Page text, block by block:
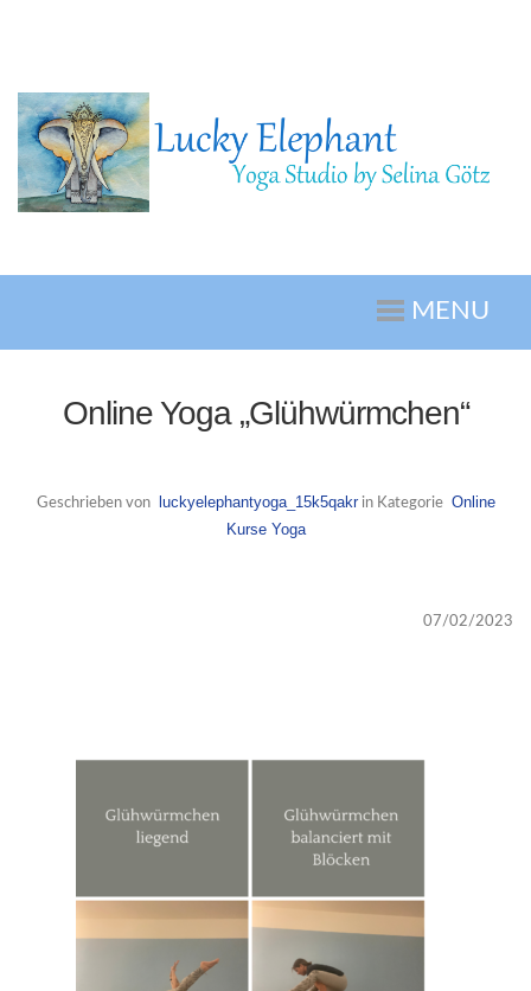
MENU
Online Yoga „Glühwürmchen“
Geschrieben von luckyelephantyoga_15k5qakrin Kategorie Online
Kurse Yoga
07/02/2023